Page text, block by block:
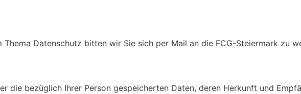
Thema Datenschutz bitten wir Sie sich per Mail an die FCG-Steiermark zu
die bezüglich Ihrer Person gespeicherten Daten, deren Herkunft und